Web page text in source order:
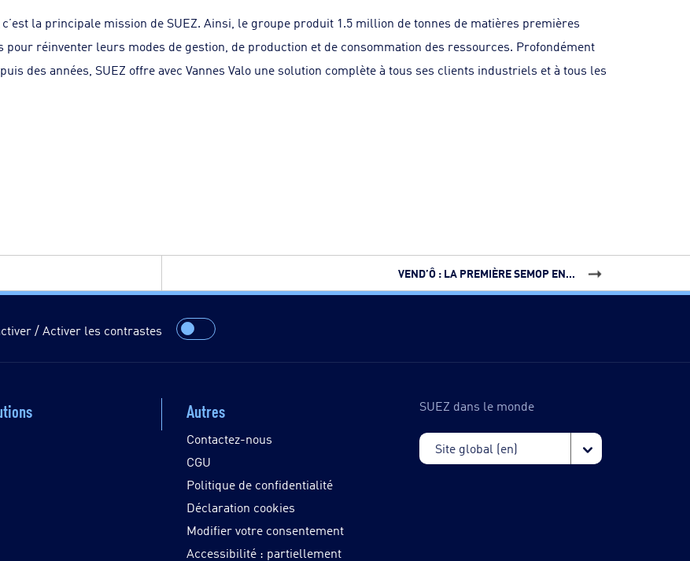
la principale mission de SUEZ. Ainsi, le groupe produit 1.5 million de tonnes de matières premières
pour réinventer leurs modes de gestion, de production et de consommation des ressources. Profondément
des années, SUEZ offre avec Vannes Valo une solution complète à tous ses clients industriels et à tous les
VEND’Ô : LA PREMIÈRE SEMOP EN...
/ Activer les contrastes
Autres
Contactez-nous
CGU
Politique de confidentialité
Déclaration cookies
Modifier votre consentement
Accessibilité : partiellement
SUEZ dans le monde